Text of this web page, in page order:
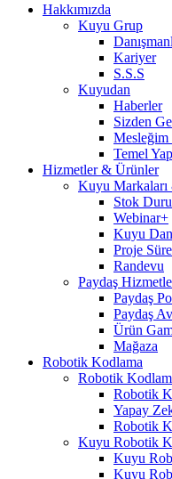
Hakkımızda
Kuyu Grup
Kariyer
S.S.S
Kuyudan
Haberler
Sizden
Mesleğim
Temel
Hizmetler & Ürünler
Kuyu
Stok
Webinar+
Kuyu
Proje
Randevu
Paydaş
Paydaş
Paydaş
Ürün
Mağaza
Robotik Kodlama
Robotik
Robotik
Yapay
Robotik
Kuyu Robotik
Kuyu
Kuyu